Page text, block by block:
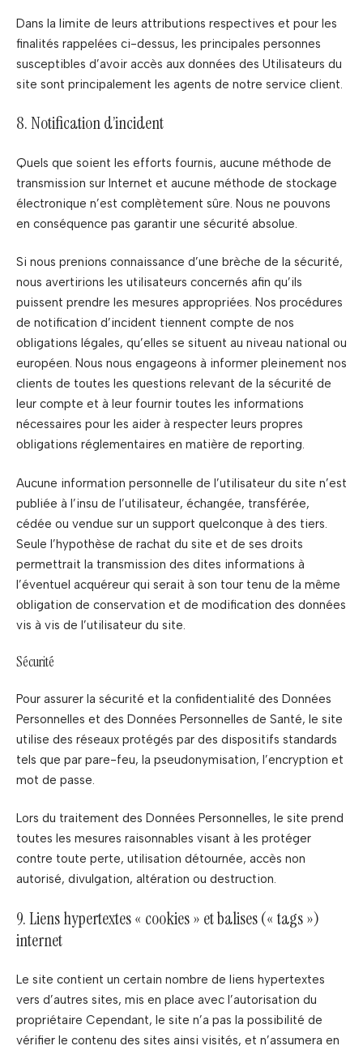
Dans la limite de leurs attributions respectives et pour les
finalités rappelées ci-dessus, les principales personnes
susceptibles d’avoir accès aux données des Utilisateurs du
site sont principalement les agents de notre service client.
8. Notification d’incident
Quels que soient les efforts fournis, aucune méthode de
transmission sur Internet et aucune méthode de stockage
électronique n’est complètement sûre. Nous ne pouvons
en conséquence pas garantir une sécurité absolue.
Si nous prenions connaissance d’une brèche de la sécurité,
nous avertirions les utilisateurs concernés afin qu’ils
puissent prendre les mesures appropriées. Nos procédures
de notification d’incident tiennent compte de nos
obligations légales, qu’elles se situent au niveau national ou
européen. Nous nous engageons à informer pleinement nos
clients de toutes les questions relevant de la sécurité de
leur compte et à leur fournir toutes les informations
nécessaires pour les aider à respecter leurs propres
obligations réglementaires en matière de reporting.
Aucune information personnelle de l’utilisateur du site n’est
publiée à l’insu de l’utilisateur, échangée, transférée,
cédée ou vendue sur un support quelconque à des tiers.
Seule l’hypothèse de rachat du site et de ses droits
permettrait la transmission des dites informations à
l’éventuel acquéreur qui serait à son tour tenu de la même
obligation de conservation et de modification des données
vis à vis de l’utilisateur du site.
Sécurité
Pour assurer la sécurité et la confidentialité des Données
Personnelles et des Données Personnelles de Santé, le site
utilise des réseaux protégés par des dispositifs standards
tels que par pare-feu, la pseudonymisation, l’encryption et
mot de passe.
Lors du traitement des Données Personnelles, le site prend
toutes les mesures raisonnables visant à les protéger
contre toute perte, utilisation détournée, accès non
autorisé, divulgation, altération ou destruction.
9. Liens hypertextes « cookies » et balises (« tags »)
internet
Le site contient un certain nombre de liens hypertextes
vers d’autres sites, mis en place avec l’autorisation du
propriétaire Cependant, le site n’a pas la possibilité de
vérifier le contenu des sites ainsi visités, et n’assumera en